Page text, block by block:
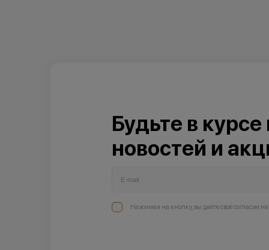
Будьте в
новостей и
Нажимая на кнопку, вы даёте своё согласие